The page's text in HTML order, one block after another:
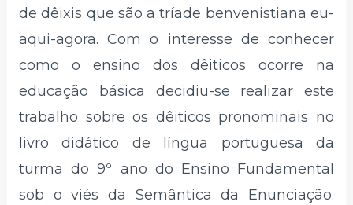
de dêixis que são a tríade benvenistiana eu-
aqui-agora. Com o interesse de conhecer
como o ensino dos dêiticos ocorre na
educação básica decidiu-se realizar este
trabalho sobre os dêiticos pronominais no
livro didático de língua portuguesa da
turma do 9º ano do Ensino Fundamental
sob o viés da Semântica da Enunciação.